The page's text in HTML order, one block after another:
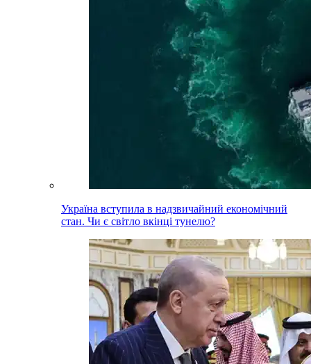
Україна вступила в надзвичайний економічний
стан. Чи є світло вкінці тунелю?